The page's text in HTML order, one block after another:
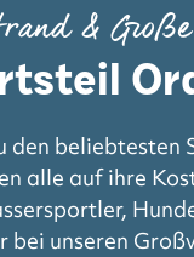
&
den beliebtesten
alle auf ihre
bei unseren